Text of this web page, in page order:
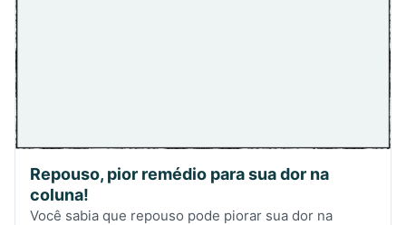
Repouso, pior remédio para sua dor na
coluna!
Você sabia que repouso pode piorar sua dor na